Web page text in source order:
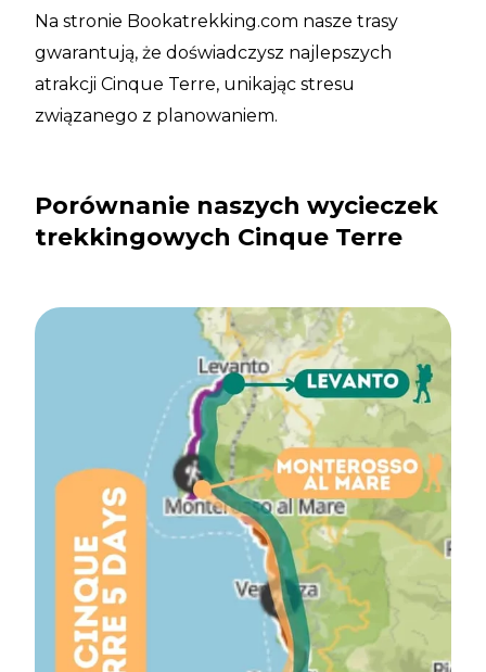
Na stronie Bookatrekking.com nasze trasy
gwarantują, że doświadczysz najlepszych
atrakcji Cinque Terre, unikając stresu
związanego z planowaniem.
Porównanie naszych wycieczek
trekkingowych Cinque Terre